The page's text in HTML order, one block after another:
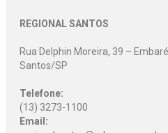
REGIONAL SANTOS
Rua Delphin Moreira, 39 –
Santos/SP
Telefone:
(13) 3273-1100
Email: